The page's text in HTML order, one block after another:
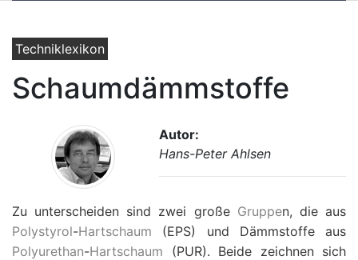
Techniklexikon
Schaumdämmstoffe
Autor:
Hans-Peter Ahlsen
Zu unterscheiden sind zwei große Gruppen, die aus
Polystyrol-Hartschaum (EPS) und Dämmstoffe aus
Polyurethan-Hartschaum (PUR). Beide zeichnen sich